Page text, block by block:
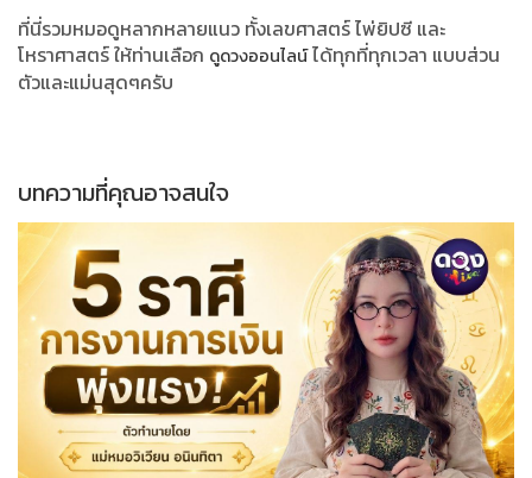
ที่นี่รวมหมอดูหลากหลายแนว ทั้งเลขศาสตร์ ไพ่ยิปซี และ
โหราศาสตร์ ให้ท่านเลือก ดูดวงออนไลน์ได้ทุกที่ทุกเวลา แบบส่วน
ตัวและแม่นสุดๆครับ
บทความที่คุณอาจสนใจ